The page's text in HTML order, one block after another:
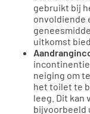
gebruikt bij
onvoldiende
uitkomst
neiging om
het toilet te
leeg. Dit kan
bijvoorbeeld